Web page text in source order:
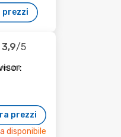
prezzi
3,9/5
prezzi
disponibile